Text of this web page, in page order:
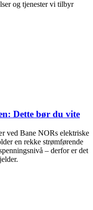
og tjenester vi tilbyr
Dette bør du vite
ved Bane NORs elektriske
en rekke strømførende
– derfor er det